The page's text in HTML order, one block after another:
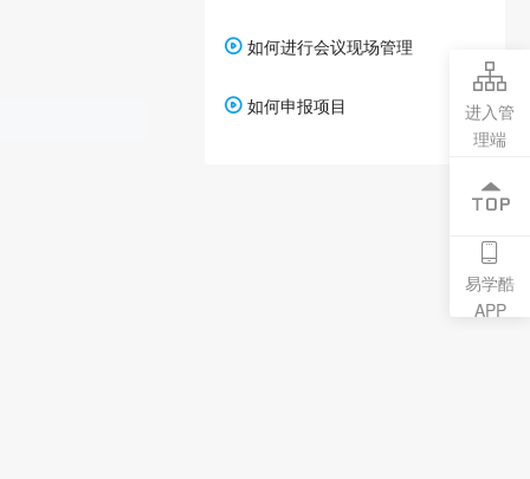
如何进行会议现场管理
如何申报项目
进入管
理端
易学酷
APP